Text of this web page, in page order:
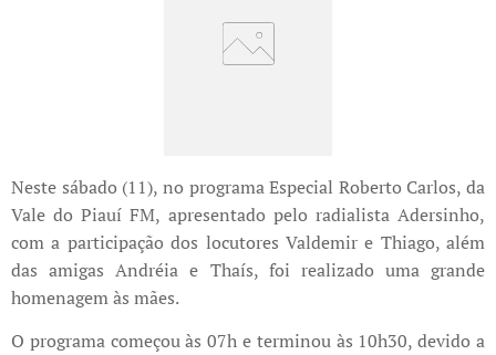
Neste sábado (11), no programa Especial Roberto Carlos, da
Vale do Piauí FM, apresentado pelo radialista Adersinho,
com a participação dos locutores Valdemir e Thiago, além
das amigas Andréia e Thaís, foi realizado uma grande
homenagem às mães.
O programa começou às 07h e terminou às 10h30, devido a